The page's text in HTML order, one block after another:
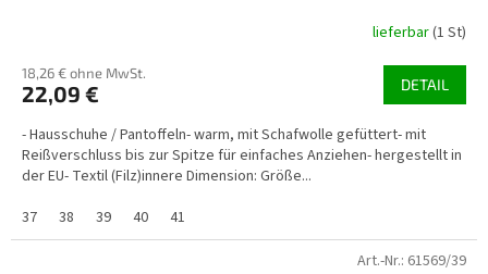
lieferbar(1 St)
18,26 € ohne MwSt.
22,09 € DETAIL
- Hausschuhe / Pantoffeln- warm, mit Schafwolle gefüttert- mit
Reißverschluss bis zur Spitze für einfaches Anziehen- hergestellt in
der EU- Textil (Filz)innere Dimension: Größe...
37
38 39 40 41
Art.-Nr.: 61569/39